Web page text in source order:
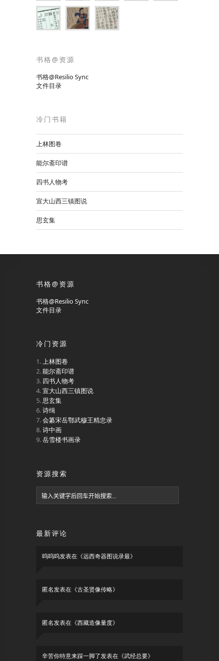
书格@资源
书格@Resilio Sync
文件目录
冷门书籍
上林图卷
能尔斋印谱
四书人物考
宣大山西三镇图说
思玄集
书格@资源
书格@Resilio Sync
文件目录
冷门资源
上林图卷
能尔斋印谱
四书人物考
宣大山西三镇图说
思玄集
诗缉
会纂宋岳鄂武穆王精忠录
诗中画
岳雪楼书画录
资源搜索
最新评论
呜呜呜发表在《远西奇器图说录最》
匿名发表在《古圣贤像传略》
匿名发表在《西藏造像量度》
辛苦你特意来踩一脚了发表在《武经总要》